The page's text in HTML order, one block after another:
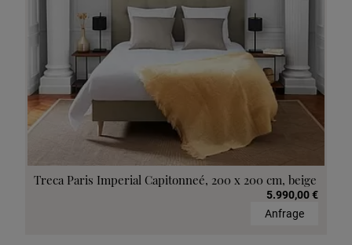
Treca Paris Imperial Capitonneé, 200 x 200 cm, beige
5.990,00 €
Anfrage